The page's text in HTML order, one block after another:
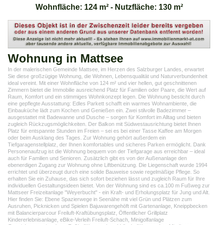
Wohnfläche: 124 m² - Nutzfläche: 130 m²
Wohnung in Mattsee
In der malerischen Gemeinde Mattsee, im Herzen des Salzburger Landes, erwartet
Sie diese großzügige Wohnung, die Wohnen, Lebensqualität und Naturverbundenheit
ideal vereint. Mit einer Wohnfläche von 124 m² und vier hellen, gut geschnittenen
Zimmern bietet die Immobilie ausreichend Platz für Familien oder Paare, die Wert auf
Raum, Komfort und ein stimmiges Wohnkonzept legen. Die Wohnung besticht durch
eine gepflegte Ausstattung: Edles Parkett schafft ein warmes Wohnambiente, die
Einbauküche lädt zum Kochen und Genießen ein. Zwei stilvolle Badezimmer –
ausgestattet mit Badewanne und Dusche – sorgen für Komfort im Alltag und bieten
zugleich Rückzugsmöglichkeiten. Der Balkon mit Südwestausrichtung bietet Ihnen
Platz für entspannte Stunden im Freien – sei es bei einer Tasse Kaffee am Morgen
oder beim Ausklang des Tages. Zur Wohnung gehört außerdem ein
Tiefgaragenstellplatz, der Ihnen komfortables und sicheres Parken ermöglicht. Dank
Personenaufzug ist die Wohnung bequem von der Tiefgarage aus erreichbar – ideal
auch für Familien und Senioren. Zusätzlich gibt es von der Außenanlage den
ebenerdigen Zugang zur Wohnung ohne Liftbenützung. Die Liegenschaft wurde 1994
errichtet und überzeugt durch eine solide Bauweise sowie regelmäßige Pflege. So
erhalten Sie ein Zuhause, das sich sofort beziehen lässt und zugleich Raum für Ihre
individuellen Gestaltungsideen bietet. Von der Wohnung sind es ca.100 m Fußweg zur
Mattseer Freizeitanlage "Weyerbucht" - ein Kraft- und Erholungsplatz für Jung und Alt.
Hier finden Sie: Ebene Spazierwege in Seenähe mit viel Grün und Plätzen zum
Ausruhen, Picknicken und Spielen Bajuwarengehöft mit Gartenanlage, Kneippbecken
mit Balancierparcour Freiluft-Kraftübungsplatz, Öffentlicher Grillplatz
Kindererlebnisanlage, eBike-Verleih Freiluft-Schach, Minigolfanlage